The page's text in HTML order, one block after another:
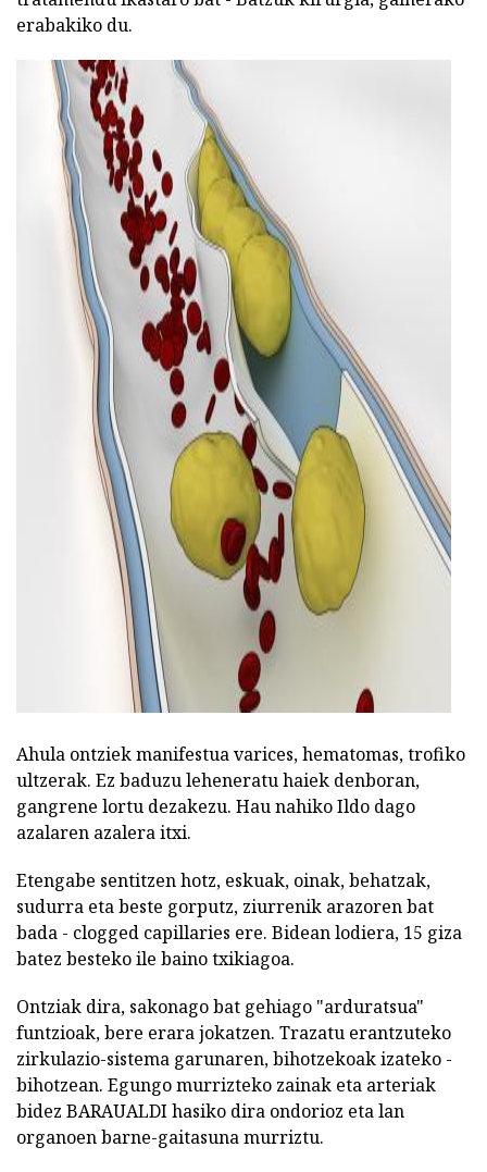
erabakiko du.
ad
Ahula ontziek manifestua varices, hematomas, trofiko
ultzerak. Ez baduzu leheneratu haiek denboran,
gangrene lortu dezakezu. Hau nahiko Ildo dago
azalaren azalera itxi.
Etengabe sentitzen hotz, eskuak, oinak, behatzak,
sudurra eta beste gorputz, ziurrenik arazoren bat
bada - clogged capillaries ere. Bidean lodiera, 15 giza
batez besteko ile baino txikiagoa.
Ontziak dira, sakonago bat gehiago "arduratsua"
funtzioak, bere erara jokatzen. Trazatu erantzuteko
zirkulazio-sistema garunaren, bihotzekoak izateko -
bihotzean. Egungo murrizteko zainak eta arteriak
bidez BARAUALDI hasiko dira ondorioz eta lan
organoen barne-gaitasuna murriztu.